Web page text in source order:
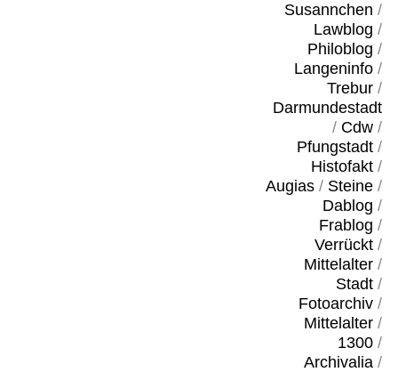
Susannchen /
Lawblog /
Philoblog /
Langeninfo/
Trebur/
Darmundestadt
/ Cdw/
Pfungstadt/
Histofakt/
Augias/ Steine/
Dablog /
Frablog /
Verrückt/
Mittelalter/
Stadt/
Fotoarchiv/
Mittelalter/
1300/
Archivalia/